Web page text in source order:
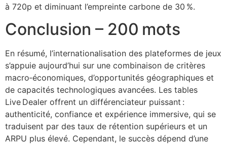
à 720p et diminuant l’empreinte carbone de 30 %.
Conclusion – 200 mots
En résumé, l’internationalisation des plateformes de jeux
s’appuie aujourd’hui sur une combinaison de critères
macro‑économiques, d’opportunités géographiques et
de capacités technologiques avancées. Les tables
Live Dealer offrent un différenciateur puissant :
authenticité, confiance et expérience immersive, qui se
traduisent par des taux de rétention supérieurs et un
ARPU plus élevé. Cependant, le succès dépend d’une